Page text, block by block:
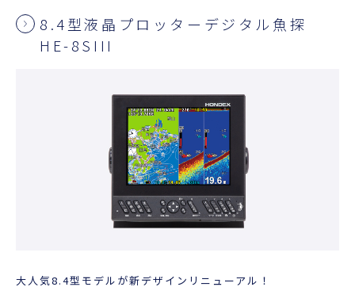
8.4型液晶プロッターデジタル魚探
HE-8SIII
大人気8.4型モデルが新デザインリニューアル！